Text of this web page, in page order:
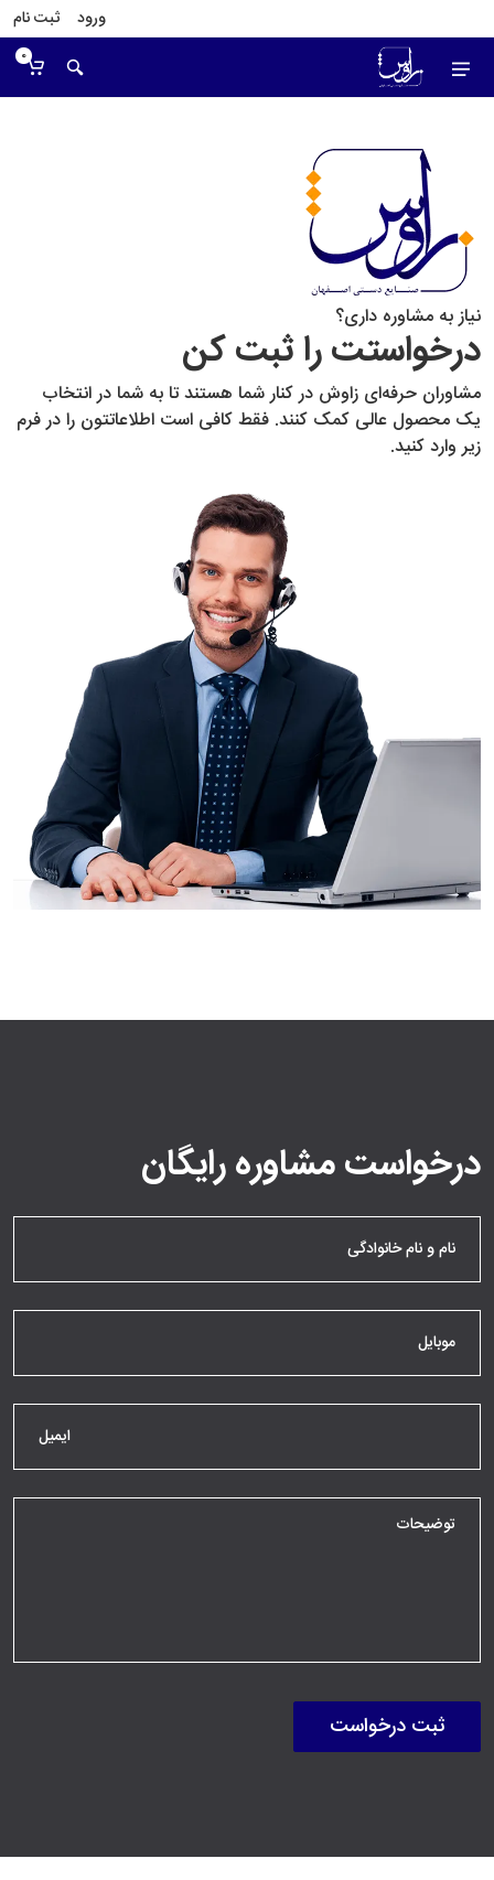
ورود ثبت نام
0
درخواست مشاوره رایگان
ثبت درخواست
نیاز به مشاوره داری؟
درخواستت را ثبت کن
مشاوران حرفه‌ای زاوش در کنار شما هستند تا به شما در انتخاب
یک محصول عالی کمک کنند. فقط کافی است اطلاعاتتون را در فرم
زیر وارد کنید.